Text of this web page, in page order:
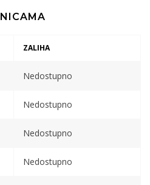
ZALIHA
Nedostupno
Nedostupno
Nedostupno
Nedostupno